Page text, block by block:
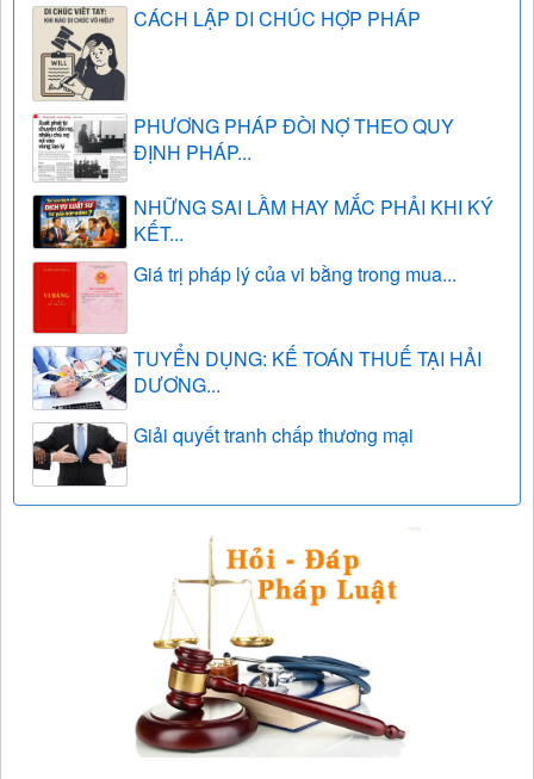
CÁCH LẬP DI CHÚC HỢP PHÁP
PHƯƠNG PHÁP ĐÒI NỢ THEO QUY
ĐỊNH PHÁP...
NHỮNG SAI LẦM HAY MẮC PHẢI KHI KÝ
KẾT...
Giá trị pháp lý của vi bằng trong mua...
TUYỂN DỤNG: KẾ TOÁN THUẾ TẠI HẢI
DƯƠNG...
Giải quyết tranh chấp thương mại